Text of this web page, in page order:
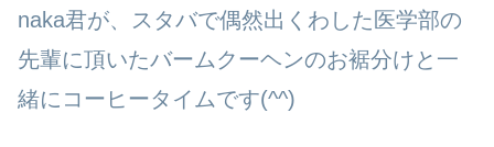
naka君が、スタバで偶然出くわした医学部の
先輩に頂いたバームクーヘンのお裾分けと一
緒にコーヒータイムです(^^)